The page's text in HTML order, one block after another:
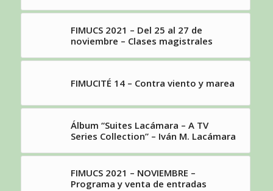
FIMUCS 2021 – Del 25 al 27 de
noviembre – Clases magistrales
FIMUCITÉ 14 – Contra viento y marea
Álbum “Suites Lacámara – A TV
Series Collection” – Iván M. Lacámara
FIMUCS 2021 – NOVIEMBRE –
Programa y venta de entradas